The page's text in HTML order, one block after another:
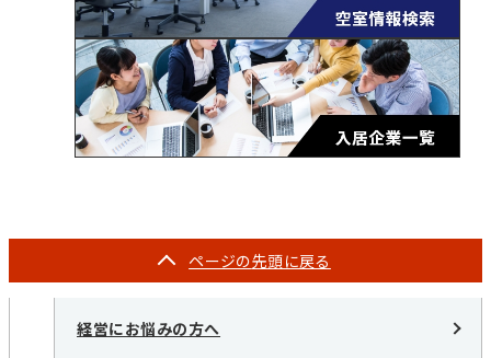
ページの先頭に戻る
経営にお悩みの方へ